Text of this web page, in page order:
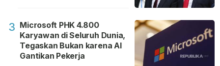
3 Microsoft PHK 4.800
Karyawan di Seluruh Dunia,
Tegaskan Bukan karena AI
Gantikan Pekerja